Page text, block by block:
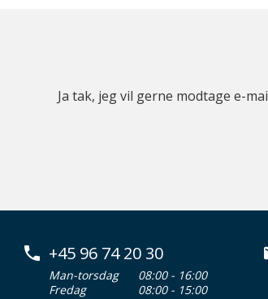
Ja tak, jeg vil gerne modtage e-
+45 96 74 20 30
Man-torsdag
08:00 - 16:00
Fredag
08:00 - 15:00